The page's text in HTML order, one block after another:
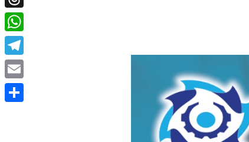
Threads
WhatsApp
Telegram
Email